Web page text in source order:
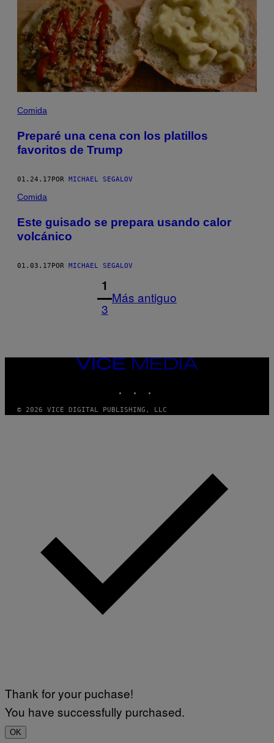
Comida
Preparé una cena con los platillos
favoritos de Trump
01.24.17POR MICHAEL SEGALOV
Comida
Este guisado se prepara usando calor
volcánico
01.03.17POR MICHAEL SEGALOV
1
3
Más antiguo
VICE
MEDIA
© 2026 VICE DIGITAL PUBLISHING, LLC
Thank for your puchase!
You have successfully purchased.
OK